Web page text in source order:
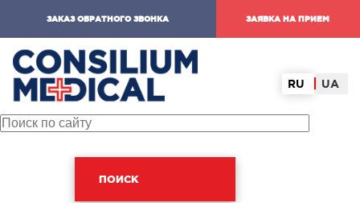
ЗАКАЗ ОБРАТНОГО ЗВОНКА ЗАЯВКА НА ПРИЕМ
RU UA
ПОИСК